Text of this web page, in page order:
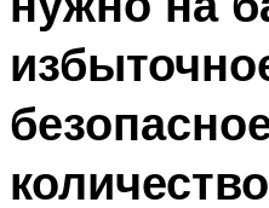
количество